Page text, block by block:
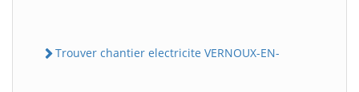
Trouver chantier electricite VERNOUX-EN-